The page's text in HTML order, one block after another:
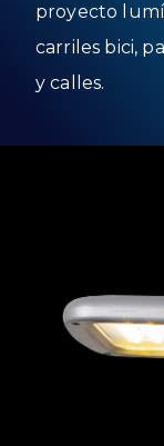
proyecto
carriles bici,
y calles.